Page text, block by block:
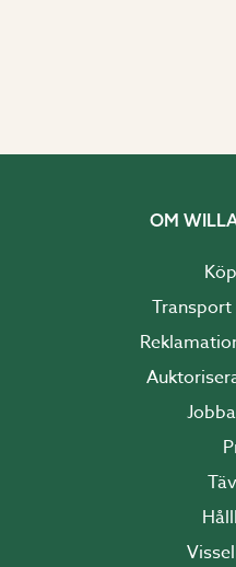
OM
Transport